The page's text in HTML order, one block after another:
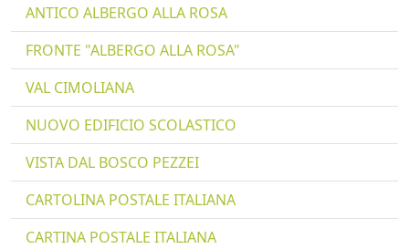
ANTICO ALBERGO ALLA ROSA
FRONTE "ALBERGO ALLA ROSA"
VAL CIMOLIANA
NUOVO EDIFICIO SCOLASTICO
VISTA DAL BOSCO PEZZEI
CARTOLINA POSTALE ITALIANA
CARTINA POSTALE ITALIANA